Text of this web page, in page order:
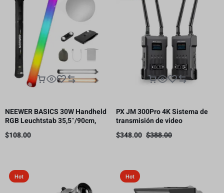
NEEWER BASICS 30W Handheld
RGB Leuchtstab 35,5″/90cm,
5000mAh Typ C 45W in/30W Out
$108.00
PX JM 300Pro 4K Sistema de
transmisión de video
inalámbrico, transmisor y
receptor HDMI, 300m
$388.00
$348.00
Hot Hot